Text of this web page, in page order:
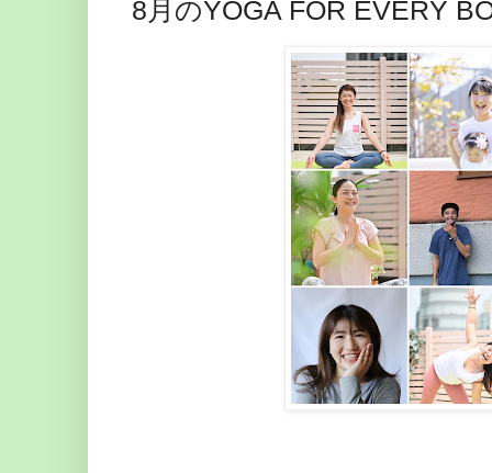
8月のYOGA FOR EVERY